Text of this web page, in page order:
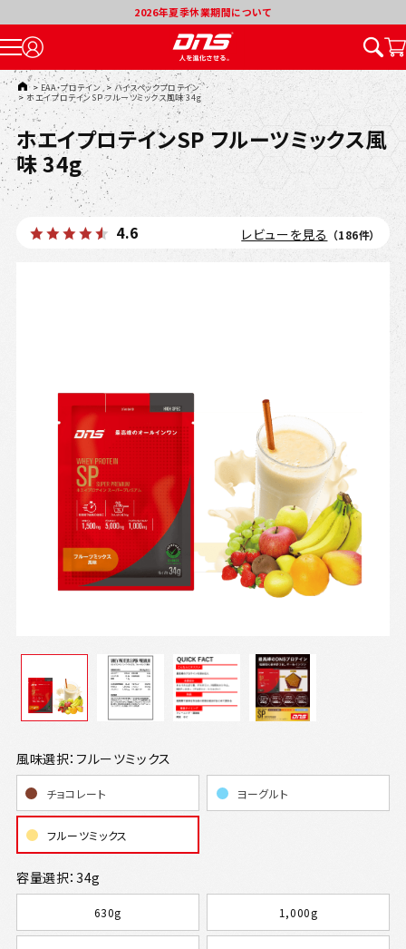
TOP
>EAA・プロテイン >ハイスペックプロテイン
> ホエイプロテインSP フルーツミックス風味 34g
ホエイプロテインSP フルーツミックス風
味 34g
4.6 レビューを見る （186件）
チョコレート ヨーグルト
フルーツミックス
風味選択：フルーツミックス
630g 1,000g
容量選択：34g